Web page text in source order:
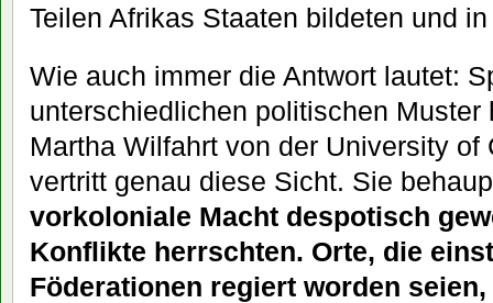
Teilen Afrikas Staaten bildeten und
Wie auch immer die Antwort lautet:
unterschiedlichen politischen Muster
Martha Wilfahrt von der University of
vertritt genau diese Sicht. Sie
vorkoloniale Macht despotisch
Konflikte herrschten. Orte, die
Föderationen regiert worden